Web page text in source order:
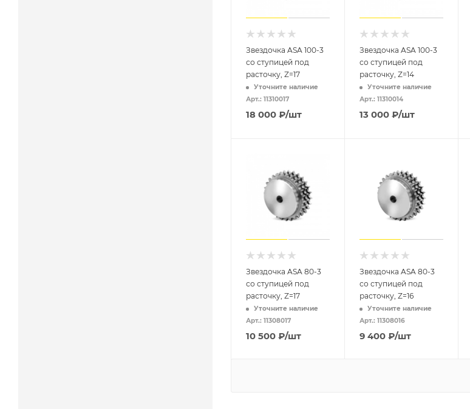
Звездочка ASA 100-3
со ступицей под
расточку, Z=17
Уточните наличие
Арт.: 11310017
18 000 ₽/шт
Звездочка ASA 100-3
со ступицей под
расточку, Z=14
Уточните наличие
Арт.: 11310014
13 000₽/шт
Звездочка ASA 80-3
со ступицей под
расточку, Z=17
Уточните наличие
Арт.: 11308017
10 500 ₽/шт
Звездочка ASA 80-3
со ступицей под
расточку, Z=16
Уточните наличие
Арт.: 11308016
9 400₽/шт